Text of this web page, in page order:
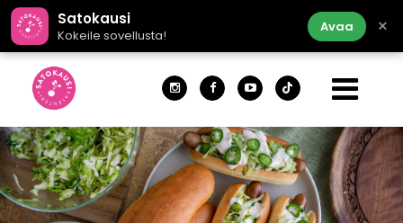
Satokausi
Kokeile sovellusta!
Avaa ×